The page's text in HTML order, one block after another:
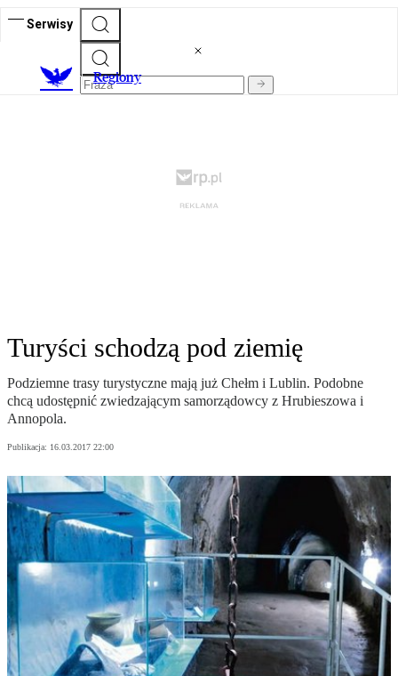
Serwisy
Regiony
Turyści schodzą pod ziemię
Podziemne trasy turystyczne mają już Chełm i Lublin. Podobne
chcą udostępnić zwiedzającym samorządowcy z Hrubieszowa i
Annopola.
Publikacja: 16.03.2017 22:00